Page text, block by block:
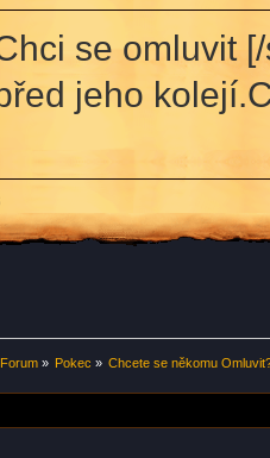
se omluvit
jeho
» Pokec » Chcete se někomu